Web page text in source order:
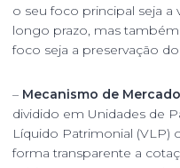
o seu foco principal seja a
longo prazo, mas
foco seja a preservação
– Mecanismo de
dividido em Unidades de
Líquido Patrimonial (VLP)
forma transparente a